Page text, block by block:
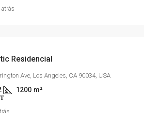
atrás
Residencial
Ave, Los Angeles, CA 90034, USA
1200 m²
R$305.000
Apartamento à